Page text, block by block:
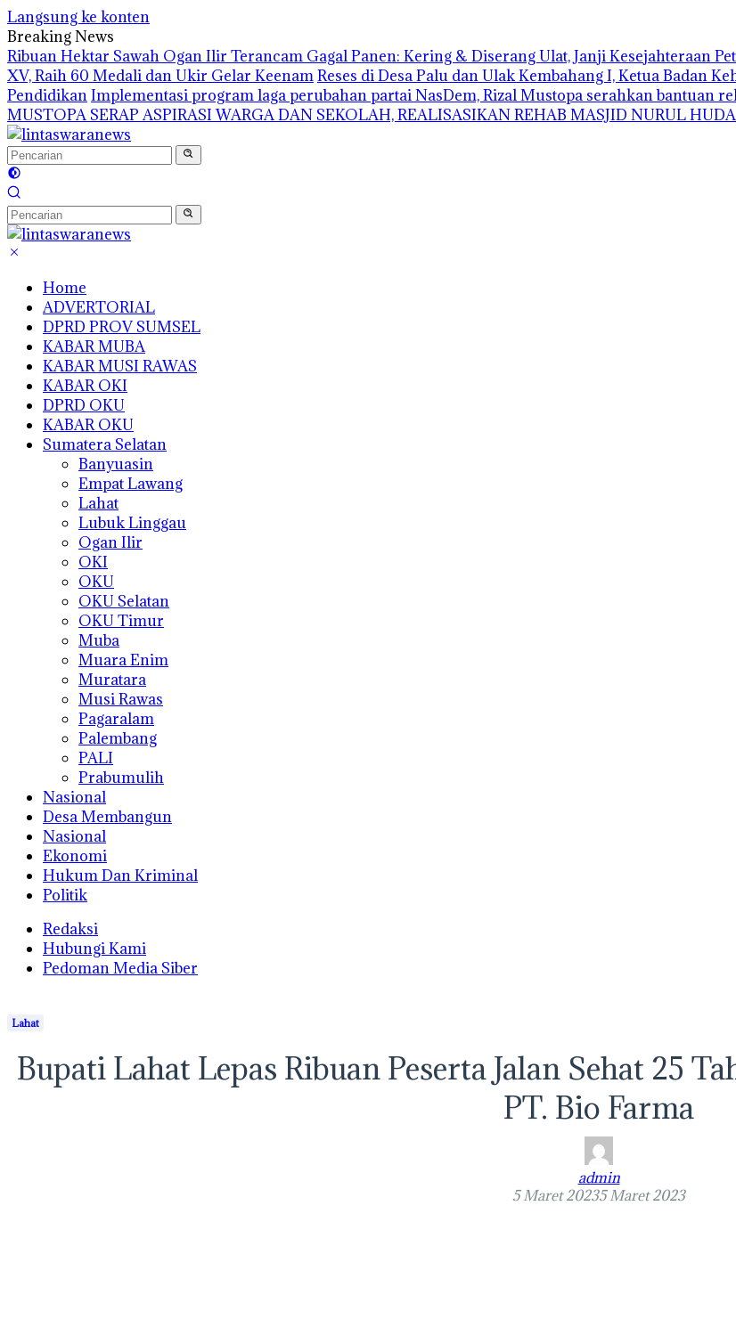
Langsung ke konten
Breaking News
Ribuan Hektar Sawah Ogan Ilir Terancam Gagal Panen: Kering & Diserang Ulat, Janji Kesejahteraan
XV, Raih 60 Medali dan Ukir Gelar KeenamReses di Desa Palu dan Ulak Kembahang I, Ketua Badan
PendidikanImplementasi program laga perubahan partai NasDem, Rizal Mustopa serahkan bantuan
MUSTOPA SERAP ASPIRASI WARGA DAN SEKOLAH, REALISASIKAN REHAB MASJID NURUL HUDA
Home
ADVERTORIAL
DPRD PROV SUMSEL
KABAR MUBA
KABAR MUSI RAWAS
KABAR OKI
DPRD OKU
KABAR OKU
Sumatera Selatan
Banyuasin
Empat Lawang
Lahat
Lubuk Linggau
Ogan Ilir
OKI
OKU
OKU Selatan
OKU Timur
Muba
Muara Enim
Muratara
Musi Rawas
Pagaralam
Palembang
PALI
Prabumulih
Nasional
Desa Membangun
Nasional
Ekonomi
Hukum Dan Kriminal
Politik
Redaksi
Hubungi Kami
Pedoman Media Siber
Lahat
Bupati Lahat Lepas Ribuan Peserta Jalan Sehat 25
PT. Bio Farma
admin
5 Maret 20235 Maret 2023